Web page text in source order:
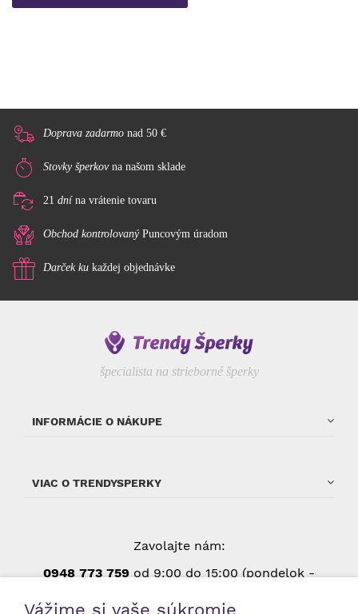
Doprava zadarmo nad 50 €
Stovky šperkovna našom sklade
21 dnína vrátenie tovaru
Obchod kontrolovanýPuncovým úradom
Darček ku každej objednávke
špecialista na strieborné šperky
INFORMÁCIE O NÁKUPE
VIAC O TRENDYSPERKY
Zavolajte nám:
0948 773 759 od 9:00 do 15:00 (pondelok -
Vážime si vaše súkromie